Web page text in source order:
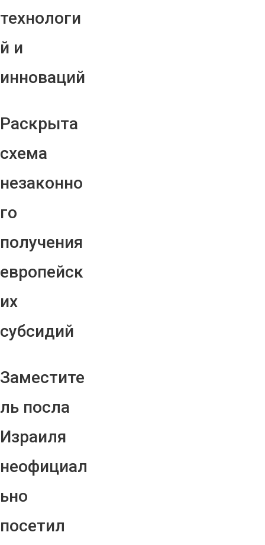
технологи
й и
инноваций
Раскрыта
схема
незаконно
го
получения
европейск
их
субсидий
Заместите
ль посла
Израиля
неофициал
ьно
посетил